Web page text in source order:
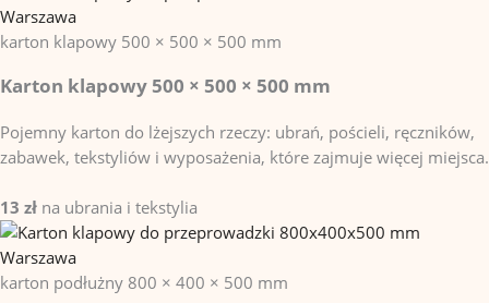
karton klapowy 500 × 500 × 500 mm
Karton klapowy 500 × 500 × 500 mm
Pojemny karton do lżejszych rzeczy: ubrań, pościeli, ręczników,
zabawek, tekstyliów i wyposażenia, które zajmuje więcej miejsca.
13 zł na ubrania i tekstylia
karton podłużny 800 × 400 × 500 mm